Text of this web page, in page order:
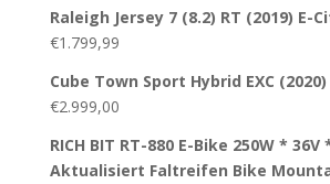
Raleigh Jersey 7 (8.2) RT (2019) E-
€1.799,99
Cube Town Sport Hybrid EXC (2020)
€2.999,00
RICH BIT RT-880 E-Bike 250W * 36V
Aktualisiert Faltreifen Bike